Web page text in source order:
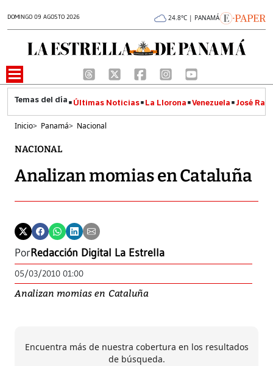
DOMINGO 09 AGOSTO 2026 24.8°C | PANAMÁ
Últimas Noticias La Llorona Venezuela José
Inicio> Panamá> Nacional
NACIONAL
Analizan momias en Cataluña
PorRedacción Digital La Estrella
05/03/2010 01:00
Analizan momias en Cataluña
Encuentra más de nuestra cobertura en los resultados
de búsqueda.